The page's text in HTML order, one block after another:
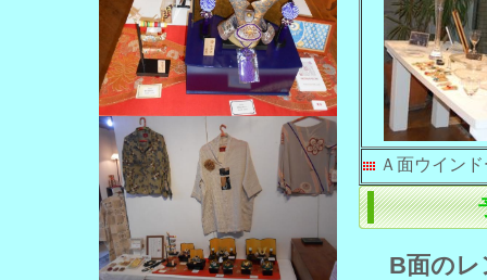
Ａ面ウイン
B面のレ